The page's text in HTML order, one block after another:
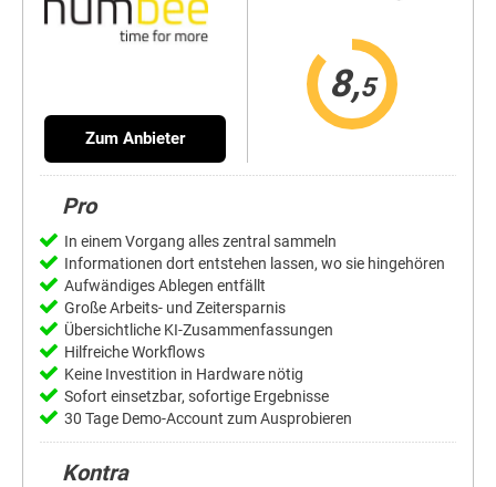
Zum Anbieter
8,5
Pro
In einem Vorgang alles zentral sammeln
Informationen dort entstehen lassen, wo sie hingehören
Aufwändiges Ablegen entfällt
Große Arbeits- und Zeitersparnis
Übersichtliche KI-Zusammenfassungen
Hilfreiche Workflows
Keine Investition in Hardware nötig
Sofort einsetzbar, sofortige Ergebnisse
30 Tage Demo-Account zum Ausprobieren
Kontra